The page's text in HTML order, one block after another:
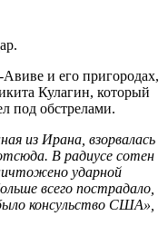
Авиве и его пригородах,
Кулагин, который
под обстрелами.
из Ирана, взорвалась
В радиусе сотен
ударной
всего пострадало,
консульство США»,